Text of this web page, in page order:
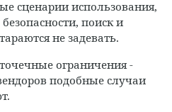
сценарии использования,
поиск и
не задевать.
ограничения -
подобные случаи